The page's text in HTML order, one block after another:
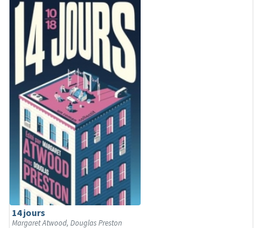
14 jours
Margaret Atwood, Douglas Preston